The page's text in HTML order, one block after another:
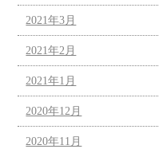
2021年3月
2021年2月
2021年1月
2020年12月
2020年11月